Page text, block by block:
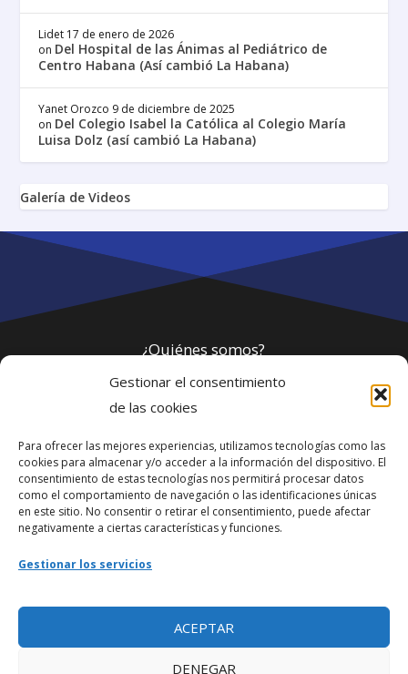
Gestionar el consentimiento
de las cookies
Para ofrecer las mejores experiencias, utilizamos tecnologías como las
cookies para almacenar y/o acceder a la información del dispositivo. El
consentimiento de estas tecnologías nos permitirá procesar datos
como el comportamiento de navegación o las identificaciones únicas
en este sitio. No consentir o retirar el consentimiento, puede afectar
negativamente a ciertas características y funciones.
Gestionar los servicios
ACEPTAR
DENEGAR
Lidet 17 de enero de 2026
on Del Hospital de las Ánimas al Pediátrico de
Centro Habana (Así cambió La Habana)
Yanet Orozco 9 de diciembre de 2025
on Del Colegio Isabel la Católica al Colegio María
Luisa Dolz (así cambió La Habana)
Galería de Videos
¿Quiénes somos?
Política de privacidad
Webmaster
soporte@fotosdlahabana.com
Nuestro e-mail:
Ir al grupo de Facebook